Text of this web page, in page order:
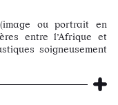
ou portrait en
entre l’Afrique et
soigneusement